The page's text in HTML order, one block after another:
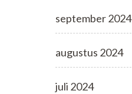
september 2024
augustus 2024
juli 2024